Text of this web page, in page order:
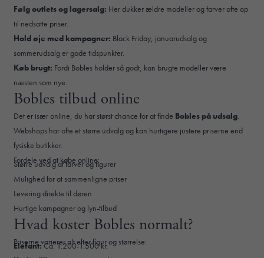
Følg outlets og lagersalg: Her dukker ældre modeller og farver ofte op
til nedsatte priser.
Hold øje med kampagner: Black Friday, januarudsalg og
sommerudsalg er gode tidspunkter.
Køb brugt: Fordi Bobles holder så godt, kan brugte modeller være
næsten som nye.
Bobles tilbud online
Det er især online, du har størst chance for at finde Bobles på udsalg
Webshops har ofte et større udvalg og kan hurtigere justere priserne end
fysiske butikker.
Fordele ved at købe online:
Større udvalg af farver og figurer
Mulighed for at sammenligne priser
Levering direkte til døren
Hurtige kampagner og lyn-tilbud
Hvad koster Bobles normalt?
Priserne varierer alt efter figur og størrelse:
Elefant:Ca. 1.200-1.500 kr.